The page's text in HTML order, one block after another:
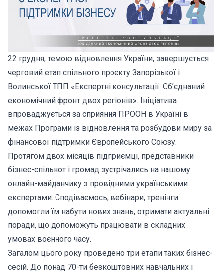
22 грудня, темою відновлення України, завершується
черговий етап спільного проєкту Запорізької і
Волинської ТПП «Експертні консультації. Об’єднаний
економічний фронт двох регіонів». Ініціатива
впроваджується за сприяння ПРООН в Україні в
межах Програми із відновлення та розбудови миру за
фінансової підтримки Європейського Союзу.
Протягом двох місяців підприємці, представники
бізнес-спільнот і громад зустрічались на нашому
онлайн-майданчику з провідними українськими
експертами. Сподіваємось, вебінари, тренінги
допомогли їм набути нових знань, отримати актуальні
поради, що допоможуть працювати в складних
умовах воєнного часу.
Загалом цього року проведено три етапи таких бізнес-
сесій. До понад 70-ти безкоштовних навчальних і